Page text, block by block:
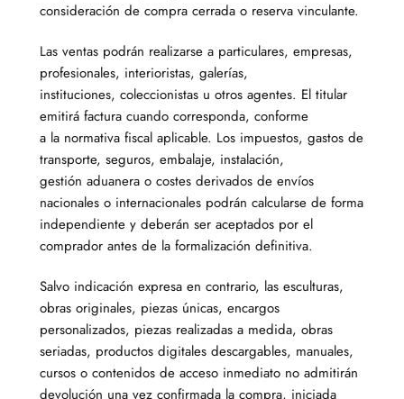
consideración de compra cerrada o reserva vinculante.
Las ventas podrán realizarse a particulares, empresas,
profesionales, interioristas, galerías,
instituciones, coleccionistas u otros agentes. El titular
emitirá factura cuando corresponda, conforme
a la normativa fiscal aplicable. Los impuestos, gastos de
transporte, seguros, embalaje, instalación,
gestión aduanera o costes derivados de envíos
nacionales o internacionales podrán calcularse de forma
independiente y deberán ser aceptados por el
comprador antes de la formalización definitiva.
Salvo indicación expresa en contrario, las esculturas,
obras originales, piezas únicas, encargos
personalizados, piezas realizadas a medida, obras
seriadas, productos digitales descargables, manuales,
cursos o contenidos de acceso inmediato no admitirán
devolución una vez confirmada la compra, iniciada